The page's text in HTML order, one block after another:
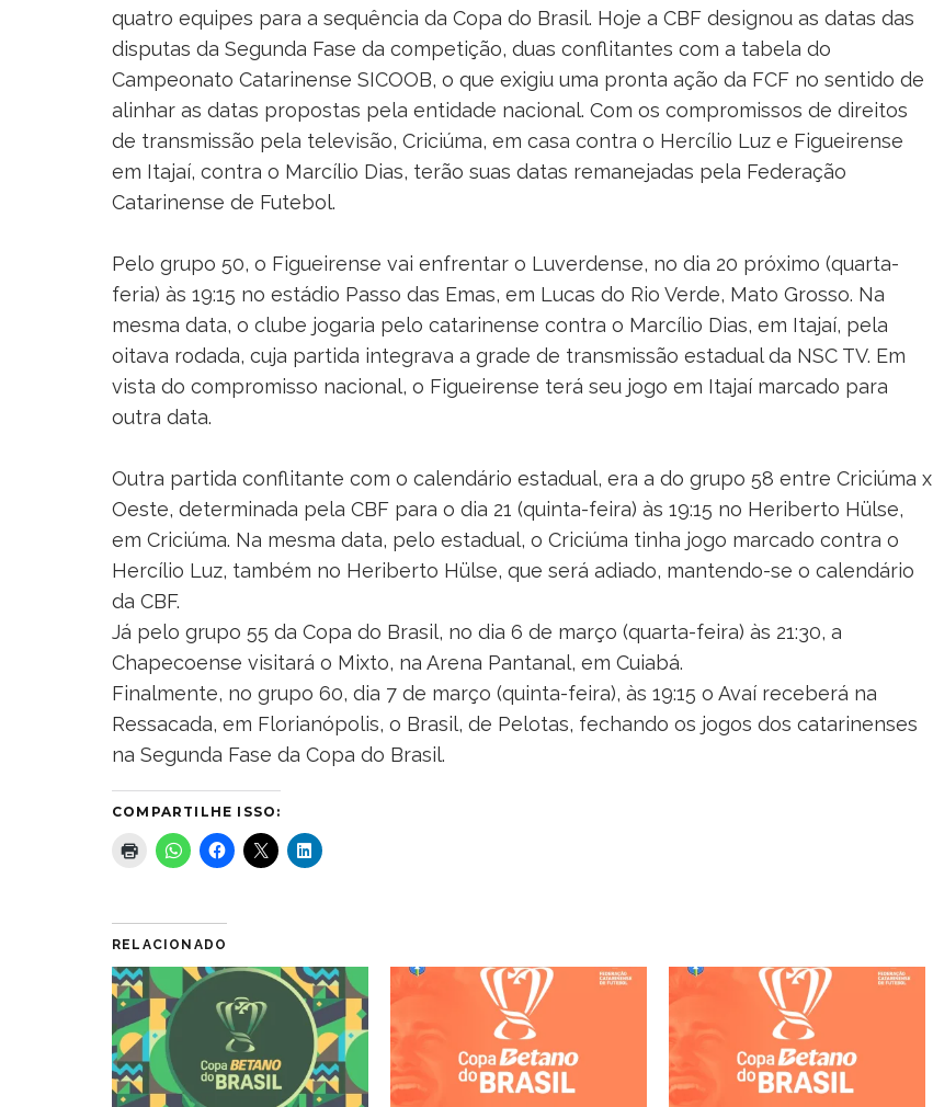
quatro equipes para a sequência da Copa do Brasil. Hoje a CBF designou as datas das
disputas da Segunda Fase da competição, duas conflitantes com a tabela do
Campeonato Catarinense SICOOB, o que exigiu uma pronta ação da FCF no sentido de
alinhar as datas propostas pela entidade nacional. Com os compromissos de direitos
de transmissão pela televisão, Criciúma, em casa contra o Hercílio Luz e Figueirense
em Itajaí, contra o Marcílio Dias, terão suas datas remanejadas pela Federação
Catarinense de Futebol.
Pelo grupo 50, o Figueirense vai enfrentar o Luverdense, no dia 20 próximo (quarta-
feria) às 19:15 no estádio Passo das Emas, em Lucas do Rio Verde, Mato Grosso. Na
mesma data, o clube jogaria pelo catarinense contra o Marcílio Dias, em Itajaí, pela
oitava rodada, cuja partida integrava a grade de transmissão estadual da NSC TV. Em
vista do compromisso nacional, o Figueirense terá seu jogo em Itajaí marcado para
outra data.
Outra partida conflitante com o calendário estadual, era a do grupo 58 entre Criciúma x
Oeste, determinada pela CBF para o dia 21 (quinta-feira) às 19:15 no Heriberto Hülse,
em Criciúma. Na mesma data, pelo estadual, o Criciúma tinha jogo marcado contra o
Hercílio Luz, também no Heriberto Hülse, que será adiado, mantendo-se o calendário
da CBF.
Já pelo grupo 55 da Copa do Brasil, no dia 6 de março (quarta-feira) às 21:30, a
Chapecoense visitará o Mixto, na Arena Pantanal, em Cuiabá.
Finalmente, no grupo 60, dia 7 de março (quinta-feira), às 19:15 o Avaí receberá na
Ressacada, em Florianópolis, o Brasil, de Pelotas, fechando os jogos dos catarinenses
na Segunda Fase da Copa do Brasil.
COMPARTILHE ISSO:
RELACIONADO